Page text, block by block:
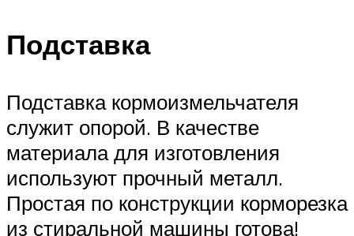
Подставка
Подставка кормоизмельчателя
служит опорой. В качестве
материала для изготовления
используют прочный металл.
Простая по конструкции корморезка
из стиральной машины готова!